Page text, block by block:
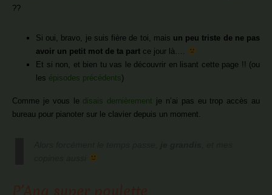
??
Si oui, bravo, je suis fière de toi, mais un peu triste de ne pas
avoir un petit mot de ta part ce jour là….
Et si non, et bien tu vas le découvrir en lisant cette page !! (ou
les épisodes précédents)
Comme je vous le disais dernièrement je n’ai pas eu trop accès au
bureau pour pianoter sur le clavier depuis un moment.